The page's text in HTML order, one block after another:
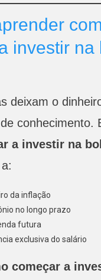
investir na
deixam o
conhecimento.
a investir na
da inflação
no longo prazo
futura
exclusiva do salário
começar a